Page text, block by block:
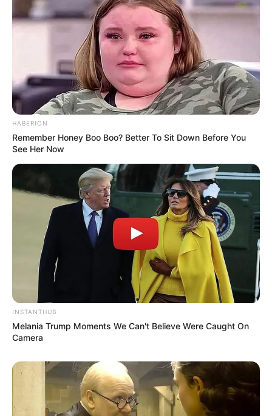
Fonte: Euro Roma
Gráfico 2
HABERION
Remember Honey Boo Boo? Better To Sit Down Before You
See Her Now
INSTANTHUB
Melania Trump Moments We Can't Believe Were Caught On
Camera